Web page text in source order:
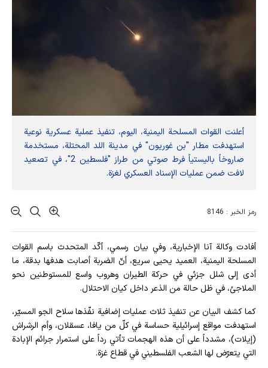
أعلنت القوات المسلحة اليمنية، اليوم، تنفيذ عملية عسكرية نوعية
استهدفت مطار "بن غوريون" في مدينة اللد المحتلة، مستخدمة
صاروخاً باليستياً فرط صوتي من طراز "فلسطين 2"، في تصعيد
لافت ضمن عمليات الإسناد العسكري لغزة.
رمز الخبر : 8146
أفادت وکالة آنا الإخباریة، وفي بيان رسمي، أكّد المتحدث باسم القوات
المسلحة اليمنية، العميد يحيى سريع، أنّ الضربة أصابت هدفها بدقة، ما
أدى إلى شلل جزئي في حركة الطيران وهروب واسع للمستوطنين نحو
الملاجئ، في ظل حالة من الذعر داخل كيان الاحتلال.
كما كشف البيان عن تنفيذ ثلاث عمليات إضافية نفّذها سلاح الجو المسيّر،
استهدفت مواقع إسرائيلية حساسة في كلّ من يافا، عسقلان، وأم الرشراش
(إيلات)، مشدداً على أن هذه الهجمات تأتي رداً على استمرار جرائم الإبادة
التي يتعرّض لها الشعب الفلسطيني في قطاع غزة.